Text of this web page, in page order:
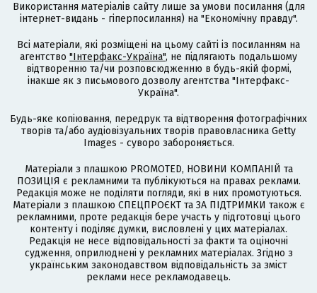
Використання матеріалів сайту лише за умови посилання (для
інтернет-видань - гіперпосилання) на "Економічну правду".
Всі матеріали, які розміщені на цьому сайті із посиланням на
агентство "Інтерфакс-Україна", не підлягають подальшому
відтворенню та/чи розповсюдженню в будь-якій формі,
інакше як з письмового дозволу агентства "Інтерфакс-
Україна".
Будь-яке копіювання, передрук та відтворення фотографічних
творів та/або аудіовізуальних творів правовласника Getty
Images - суворо забороняється.
Матеріали з плашкою PROMOTED, НОВИНИ КОМПАНІЙ та
ПОЗИЦІЯ є рекламними та публікуються на правах реклами.
Редакція може не поділяти погляди, які в них промотуються.
Матеріали з плашкою СПЕЦПРОЄКТ та ЗА ПІДТРИМКИ також є
рекламними, проте редакція бере участь у підготовці цього
контенту і поділяє думки, висловлені у цих матеріалах.
Редакція не несе відповідальності за факти та оціночні
судження, оприлюднені у рекламних матеріалах. Згідно з
українським законодавством відповідальність за зміст
реклами несе рекламодавець.